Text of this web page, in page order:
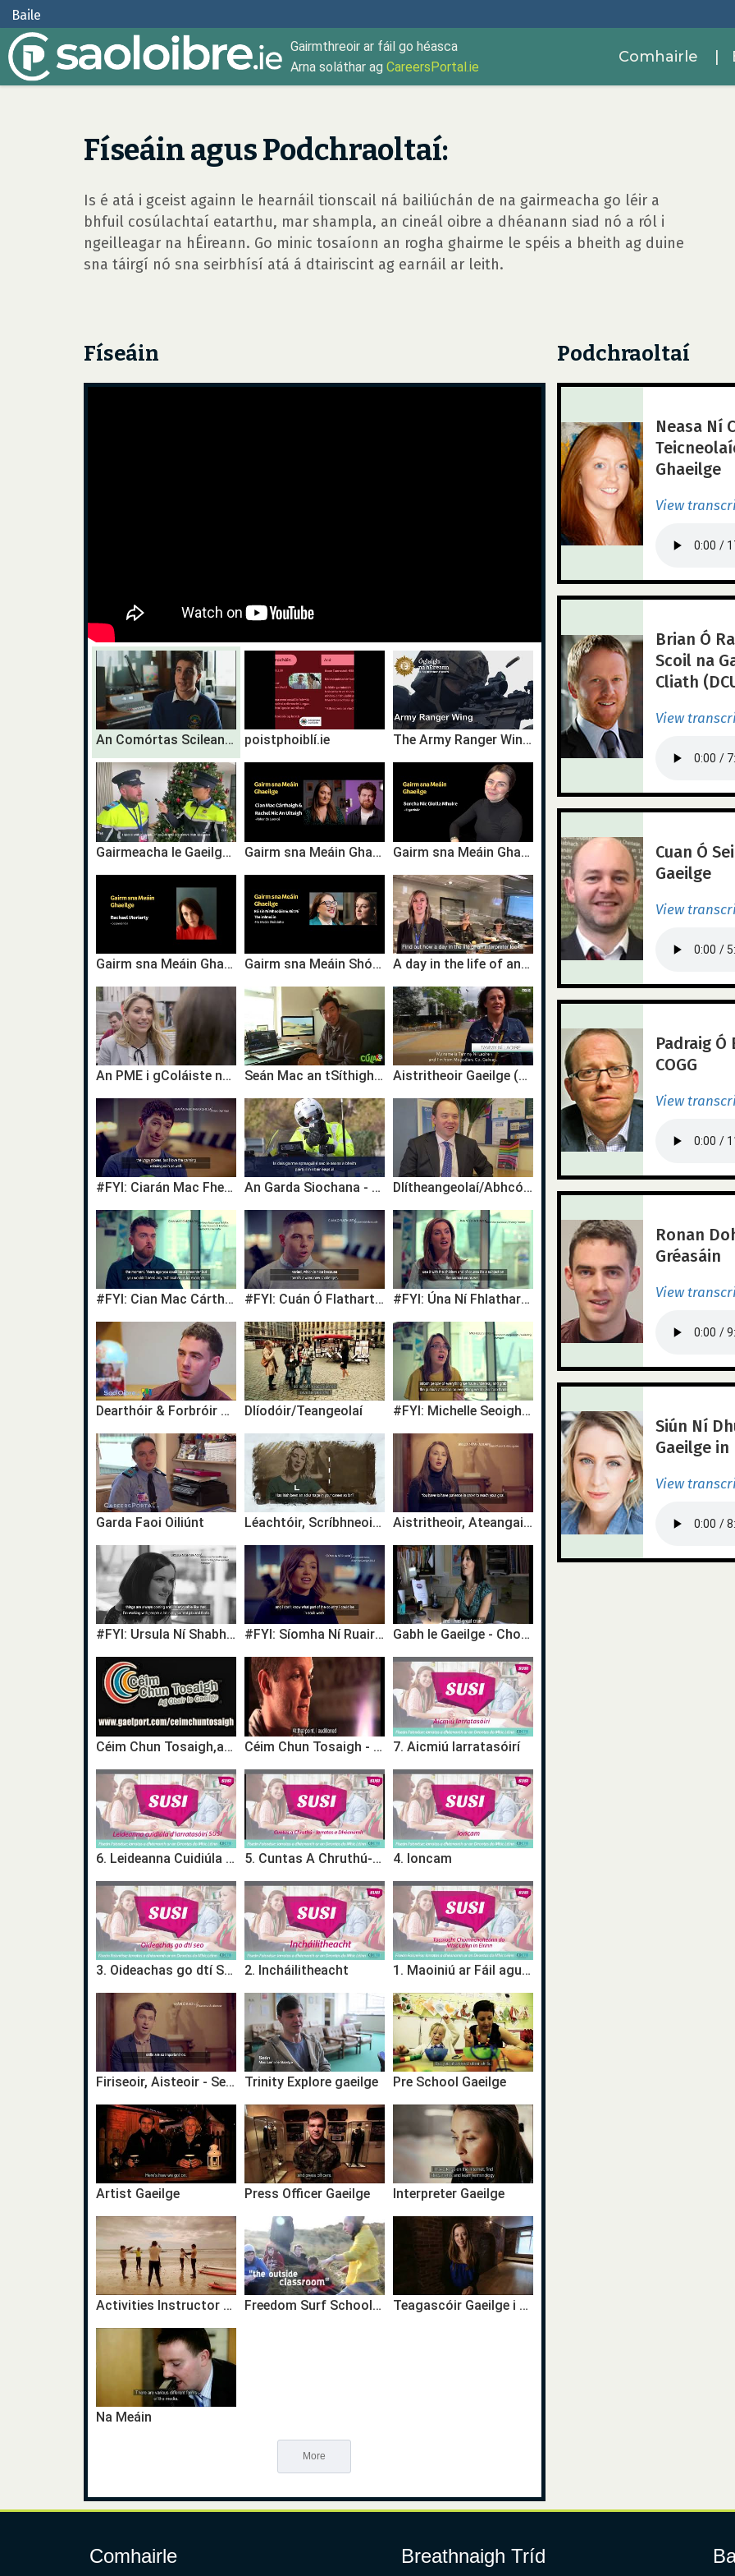
Baile
Gairmthreoir ar fáil go héasca
Arna soláthar ag CareersPortal.ie
Comhairle |
Físeáin agus Podchraoltaí:
Is é atá i gceist againn le hearnáil tionscail ná bailiúchán de na gairmeacha go léir a
bhfuil cosúlachtaí eatarthu, mar shampla, an cineál oibre a dhéanann siad nó a ról i
ngeilleagar na hÉireann. Go minic tosaíonn an rogha ghairme le spéis a bheith ag duine
sna táirgí nó sna seirbhísí atá á dtairiscint ag earnáil ar leith.
Físeáin
An Comórtas Scileanna Gairme poistphoiblí.ie The Army Ranger Wing - Irish Defence Forces
Gairmeacha le Gaeilge: Garda Faoi Oiliúint Gairm sna Meáin Ghaeilge | Ábhar do Leanaí - Cian Mac Carthaigh & Rachel Nic An Ultaigh | TG4 Gairm sna Meáin Ghaeilge | Eagarthóir | Sorcha Nic Giolla Mhuire | TG4
Gairm sna Meáin Ghaeilge | Rachael Moriarty | TG4 Gairm sna Meáin Shóisialta | Na Meáin Shóisialta - Róisín Ní Mhaoláin & Rút Ní Theimhneáin | TG4 A day in the life of an Irish interpreter working for the EU institutions
An PME i gColáiste na Tríonóide Seán Mac an tSíthigh - Iriseoireacht Aistritheoir Gaeilge (EU) Tammy Ní Laoire
#FYI: Ciarán Mac Fhearghusa, Úinéir, Óga Yoga An Garda Siochana - As Gaeilge Dlítheangeolaí/Abhcóide - Eóin Mac Domhnaill
#FYI: Cian Mac Cárthaigh, Léirtheoir Raidió agus Teilifíse / Radio and Television Producer #FYI: Cuán Ó Flatharta, Príomhoide, Bunscoile #FYI: Úna Ní Fhlatharta, Múinteoir bunscoile / Primary School Teacher
Dearthóir & Forbróir Gréasáin - Ronan Doherty Dlíodóir/Teangeolaí #FYI: Michelle Seoighe, Bainisteoir Margaíochta / Marketing Manager
Garda Faoi Oiliúnt Léachtóir, Scríbhneoir - Siún Ní Dhuinn Aistritheoir, Ateangaire - Breda Ní Mhaoláin
#FYI: Ursula Ní Shabhaois, Bainisteoir Forbartha agus Timireachta / Development Manager #FYI: Síomha Ní Ruairc, Comhordaitheoir, Bliain na Gaeilge 2018 Gabh le Gaeilge - Choose Irish as a GCSE Subject!
Céim Chun Tosaigh,ag Obair le Gaeilge,A step ahead,Working with the Irish language,TG4,career,gairm Céim Chun Tosaigh - Ag Obair le Gaeilge | Diarmaid Murtagh - Aisteoir 7. Aicmiú Iarratasóirí
6. Leideanna Cuidiúla D’iarratasóirí 5. Cuntas A Chruthú- Iarratas a Dhéanamh 4. Ioncam
3. Oideachas go dtí Seo 2. Incháilitheacht 1. Maoiniú ar Fáil agus Tréimhsí uasta de Chúnamh Deontais
Firiseoir, Aisteoir - Seán Ó Baoil Trinity Explore gaeilge Pre School Gaeilge
Artist Gaeilge Press Officer Gaeilge Interpreter Gaeilge
Activities Instructor Gaeilge Freedom Surf School Bilingual Activity Centre - Tramore Teagascóir Gaeilge i Nua Eabhrac
Na Meáin
More
Podchraoltaí
Neasa Ní
Ghaeilge
View
Brian Ó
Scoil na
Cliath
View
Cuan Ó
Gaeilge
View
Padraig
COGG
View
Ronan
Gréasáin
View
Siún Ní
Gaeilge in
View
Comhairle Breathnaigh Tríd